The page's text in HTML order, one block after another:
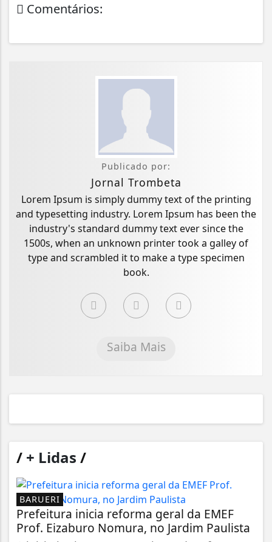
Comentários:
Publicado por:
Jornal Trombeta
Lorem Ipsum is simply dummy text of the printing
and typesetting industry. Lorem Ipsum has been the
industry's standard dummy text ever since the
1500s, when an unknown printer took a galley of
type and scrambled it to make a type specimen
book.
Saiba Mais
/ + Lidas /
BARUERI
Prefeitura inicia reforma geral da EMEF
Prof. Eizaburo Nomura, no Jardim Paulista